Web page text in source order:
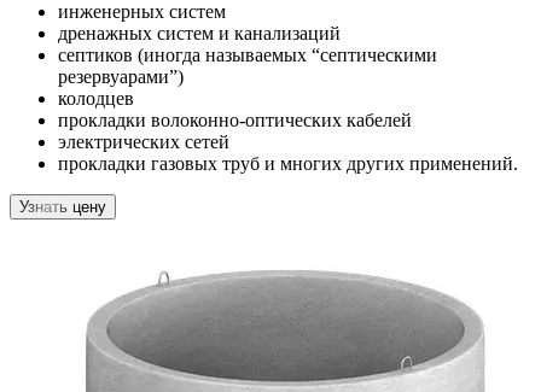
инженерных систем
дренажных систем и канализаций
септиков (иногда называемых “септическими
резервуарами”)
колодцев
прокладки волоконно-оптических кабелей
электрических сетей
прокладки газовых труб и многих других применений.
Узнать цену